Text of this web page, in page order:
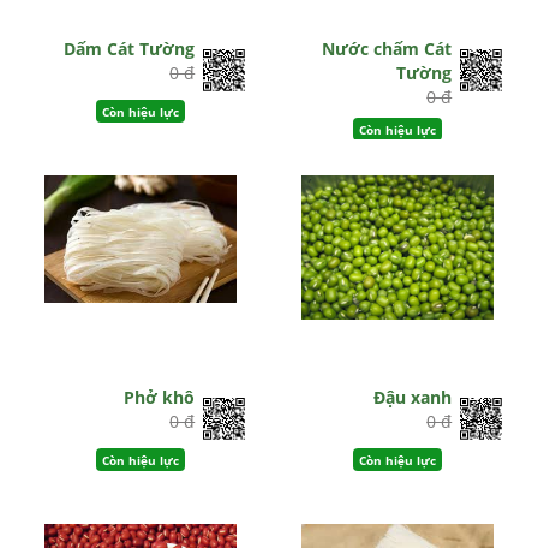
Dấm Cát Tường
0 đ
Còn hiệu lực
Nước chấm Cát
Tường
0 đ
Còn hiệu lực
Phở khô
0 đ
Còn hiệu lực
Đậu xanh
0 đ
Còn hiệu lực